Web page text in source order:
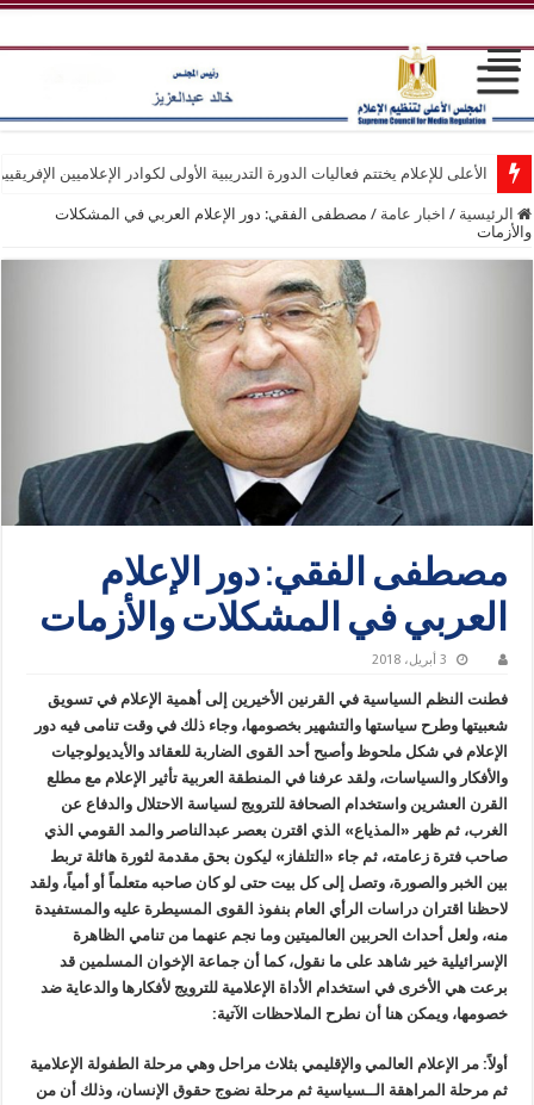
الأعلى للإعلام يختتم فعاليات الدورة التدريبية الأولى لكوادر الإعلاميين
الرئيسية / اخبار عامة / مصطفى الفقي: دور الإعلام العربي في المشكلات
والأزمات
مصطفى الفقي: دور الإعلام
العربي في المشكلات والأزمات
3 أبريل، 2018
فطنت النظم السياسية في القرنين الأخيرين إلى أهمية الإعلام في تسويق
شعبيتها وطرح سياستها والتشهير بخصومها، وجاء ذلك في وقت تنامى فيه دور
الإعلام في شكل ملحوظ وأصبح أحد القوى الضاربة للعقائد والأيديولوجيات
والأفكار والسياسات، ولقد عرفنا في المنطقة العربية تأثير الإعلام مع مطلع
القرن العشرين واستخدام الصحافة للترويج لسياسة الاحتلال والدفاع عن
الغرب، ثم ظهر «المذياع» الذي اقترن بعصر عبدالناصر والمد القومي الذي
صاحب فترة زعامته، ثم جاء «التلفاز» ليكون بحق مقدمة لثورة هائلة تربط
بين الخبر والصورة، وتصل إلى كل بيت حتى لو كان صاحبه متعلماً أو أمياً، ولقد
لاحظنا اقتران دراسات الرأي العام بنفوذ القوى المسيطرة عليه والمستفيدة
منه، ولعل أحداث الحربين العالميتين وما نجم عنهما من تنامي الظاهرة
الإسرائيلية خير شاهد على ما نقول، كما أن جماعة الإخوان المسلمين قد
برعت هي الأخرى في استخدام الأداة الإعلامية للترويج لأفكارها والدعاية ضد
خصومها، ويمكن هنا أن نطرح الملاحظات الآتية:
أولاً: مر الإعلام العالمي والإقليمي بثلاث مراحل وهي مرحلة الطفولة الإعلامية
ثم مرحلة المراهقة الــسياسية ثم مرحلة نضوج حقوق الإنسان، وذلك أن من